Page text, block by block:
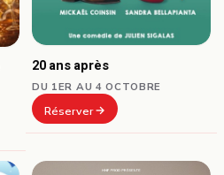
20 ans après
DU 1ER AU 4 OCTOBRE
Réserver